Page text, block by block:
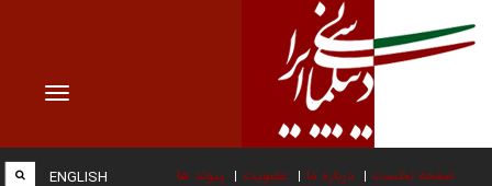
Toggle
صفحه نخست درباره ما عضویت پیوند ها ENGLISH